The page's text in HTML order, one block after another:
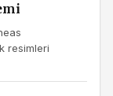
resimleri